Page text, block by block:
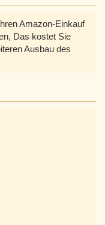
Amazon-Einkauf
Das kostet Sie
Ausbau des